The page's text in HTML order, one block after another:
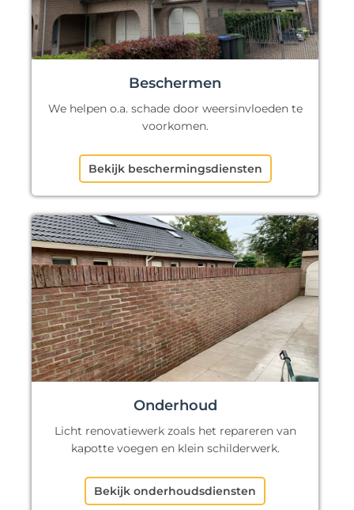
Beschermen
We helpen o.a. schade door weersinvloeden te
voorkomen.
Bekijk beschermingsdiensten
Onderhoud
Licht renovatiewerk zoals het repareren van
kapotte voegen en klein schilderwerk.
Bekijk onderhoudsdiensten